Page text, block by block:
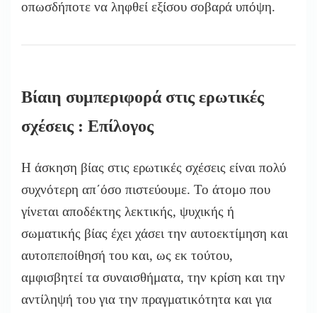
οπωσδήποτε να ληφθεί εξίσου σοβαρά υπόψη.
Βίαιη συμπεριφορά στις ερωτικές
σχέσεις : Επίλογος
Η άσκηση βίας στις ερωτικές σχέσεις είναι πολύ
συχνότερη απ΄όσο πιστεύουμε. Το άτομο που
γίνεται αποδέκτης λεκτικής, ψυχικής ή
σωματικής βίας έχει χάσει την αυτοεκτίμηση και
αυτοπεποίθησή του και, ως εκ τούτου,
αμφισβητεί τα συναισθήματα, την κρίση και την
αντίληψή του για την πραγματικότητα και για